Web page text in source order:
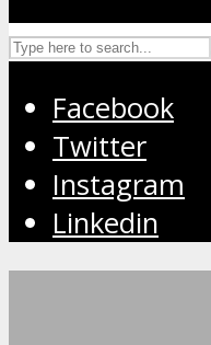
Facebook
Twitter
Instagram
Linkedin